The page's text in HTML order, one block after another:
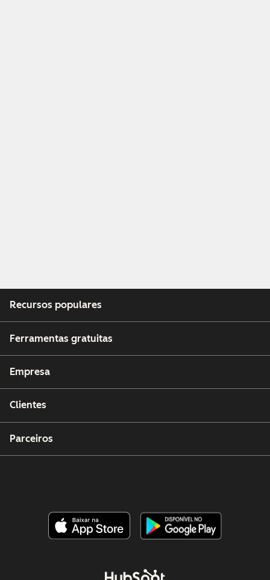
Recursos populares
Ferramentas gratuitas
Empresa
Clientes
Parceiros